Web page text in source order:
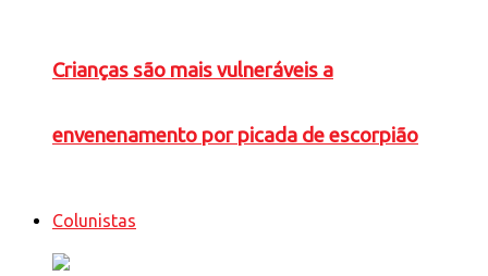
Crianças são mais vulneráveis a
envenenamento por picada de escorpião
Colunistas